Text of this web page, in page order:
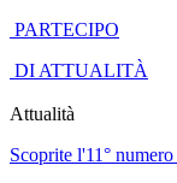
PARTECIPO
DI ATTUALITÀ
Attualità
Scoprite l'11°